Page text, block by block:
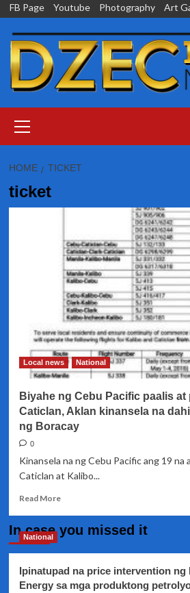
Skip
content
FB Page Youtube Photography Art
Menu
HOME TICKET
ticket
Local news National
Biyahe ng Cebu Pacific paalis at
Caticlan, Aklan kinansela na
ng Boracay
0
Kinansela na ng Cebu Pacific ang 19 na
Caticlan at Kalibo...
Read MoreRead
Biyahe
Pacific
paalis
In case you missed it
National
Ipinatupad na price intervention ng
Energy sa mga produktong